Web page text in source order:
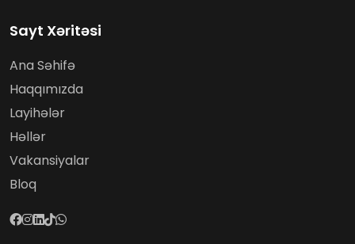
Sayt Xəritəsi
Ana Səhifə
Haqqımızda
Layihələr
Həllər
Vakansiyalar
Bloq